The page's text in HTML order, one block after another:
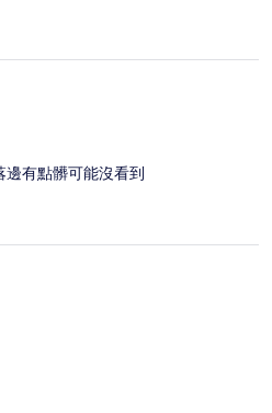
有點髒可能沒看到